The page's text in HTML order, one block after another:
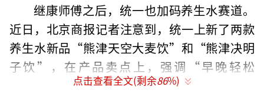
继康师傅之后，统一也加码养生水赛道。
近日，北京商报记者注意到，统一上新了两款
养生水新品“熊津天空大麦饮”和“熊津决明
子饮”，在产品卖点上，强调“早晚轻松
喝”，同时标明韩国原装进口。3月5日，港股
点击查看全文(剩余86%)